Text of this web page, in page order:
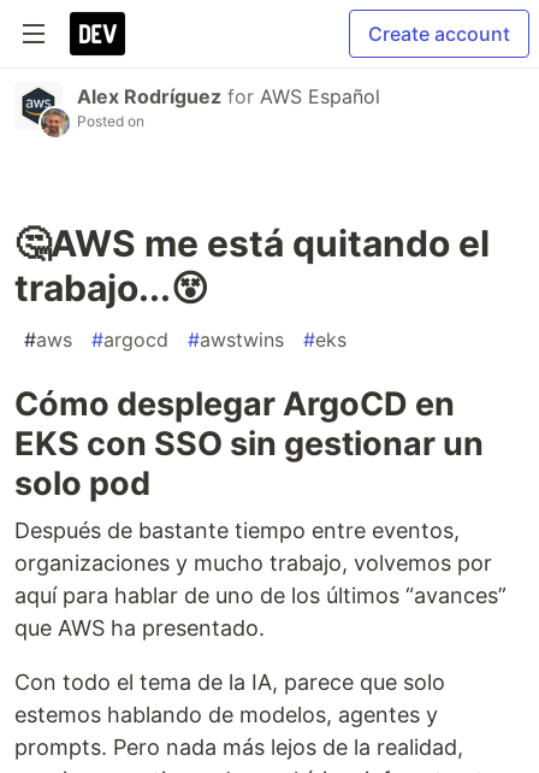
Create account
Alex Rodríguez for AWS Español
Posted on
🤔AWS me está quitando el
trabajo...😵
#aws #argocd #awstwins #eks
Cómo desplegar ArgoCD en
EKS con SSO sin gestionar un
solo pod
Después de bastante tiempo entre eventos,
organizaciones y mucho trabajo, volvemos por
aquí para hablar de uno de los últimos “avances”
que AWS ha presentado.
Con todo el tema de la IA, parece que solo
estemos hablando de modelos, agentes y
prompts. Pero nada más lejos de la realidad,